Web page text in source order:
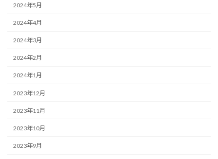
2024年5月
2024年4月
2024年3月
2024年2月
2024年1月
2023年12月
2023年11月
2023年10月
2023年9月